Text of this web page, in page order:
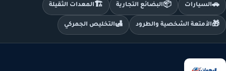
🚗السيارات 📦البضائع التجارية 🏗️المعدات الثقيلة
🎁الأمتعة الشخصية والطرود 🛃التخليص الجمركي